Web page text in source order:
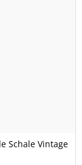
Schale Vintage